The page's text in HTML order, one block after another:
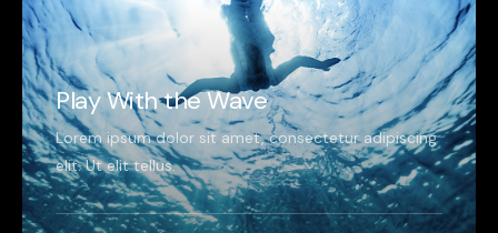
Play With the Wave
Lorem ipsum dolor sit amet, consectetur adipiscing
elit. Ut elit tellus.